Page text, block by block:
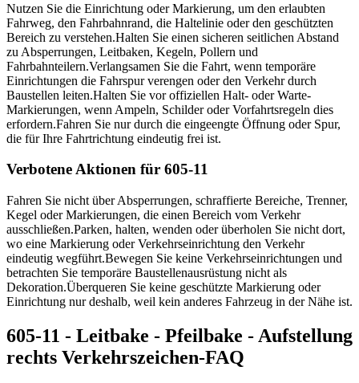
Nutzen Sie die Einrichtung oder Markierung, um den erlaubten
Fahrweg, den Fahrbahnrand, die Haltelinie oder den geschützten
Bereich zu verstehen.Halten Sie einen sicheren seitlichen Abstand
zu Absperrungen, Leitbaken, Kegeln, Pollern und
Fahrbahnteilern.Verlangsamen Sie die Fahrt, wenn temporäre
Einrichtungen die Fahrspur verengen oder den Verkehr durch
Baustellen leiten.Halten Sie vor offiziellen Halt- oder Warte-
Markierungen, wenn Ampeln, Schilder oder Vorfahrtsregeln dies
erfordern.Fahren Sie nur durch die eingeengte Öffnung oder Spur,
die für Ihre Fahrtrichtung eindeutig frei ist.
Verbotene Aktionen für 605-11
Fahren Sie nicht über Absperrungen, schraffierte Bereiche, Trenner,
Kegel oder Markierungen, die einen Bereich vom Verkehr
ausschließen.Parken, halten, wenden oder überholen Sie nicht dort,
wo eine Markierung oder Verkehrseinrichtung den Verkehr
eindeutig wegführt.Bewegen Sie keine Verkehrseinrichtungen und
betrachten Sie temporäre Baustellenausrüstung nicht als
Dekoration.Überqueren Sie keine geschützte Markierung oder
Einrichtung nur deshalb, weil kein anderes Fahrzeug in der Nähe ist.
605-11 - Leitbake - Pfeilbake - Aufstellung
rechts Verkehrszeichen-FAQ